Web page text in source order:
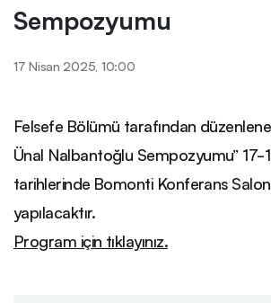
Sempozyumu
17 Nisan 2025, 10:00
Felsefe Bölümü tarafından
Ünal Nalbantoğlu Sempozyumu” 17-
tarihlerinde Bomonti Konferans
yapılacaktır.
Program için tıklayınız.